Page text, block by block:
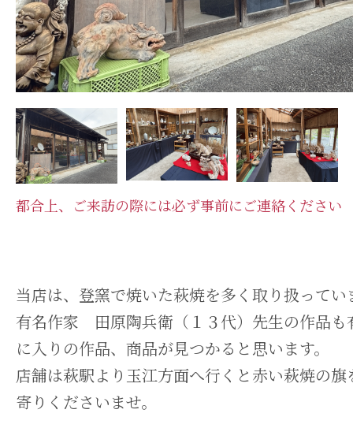
都合上、ご来訪の際には必ず事前にご連絡ください
当店は、登窯で焼いた萩焼を多く取り扱ってい
有名作家 田原陶兵衛（１３代）先生の作品も
に入りの作品、商品が見つかると思います。
店舗は萩駅より玉江方面へ行くと赤い萩焼の
寄りくださいませ。